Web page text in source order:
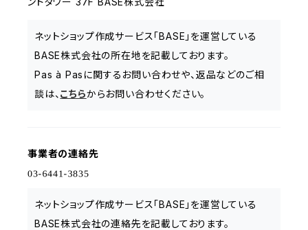
ネットショップ作成サービス「BASE」を運営している
BASE株式会社の所在地を記載しております。
Pas à Pasに関するお問い合わせや、返品などのご相
談は、 こちらからお問い合わせください。
事業者の連絡先
ネットショップ作成サービス「BASE」を運営している
BASE株式会社の連絡先を記載しております。